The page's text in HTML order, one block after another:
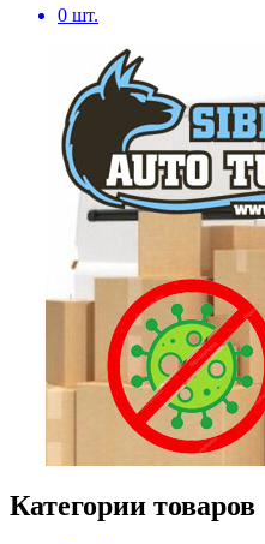
0 шт.
Категории товаров